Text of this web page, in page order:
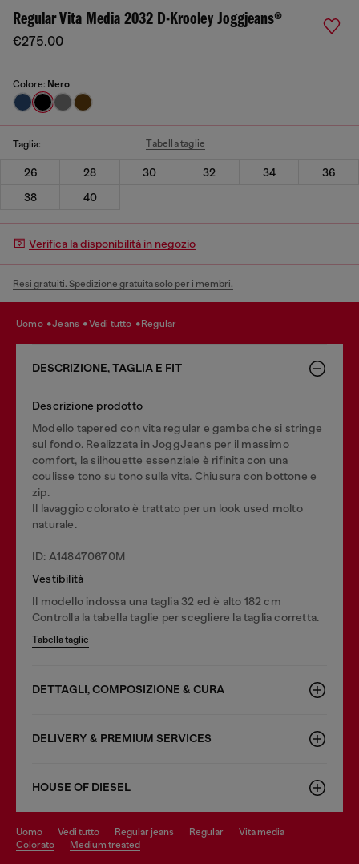
Regular Vita Media 2032 D-Krooley Joggjeans®
€275.00
Colore: Nero
Taglia: Tabella taglie
26 28 30 32 34
36
38
40
Verifica la disponibilità in negozio
Resi gratuiti. Spedizione gratuita solo per i membri.
uomo jeans vedi tutto regular
DESCRIZIONE, TAGLIA E FIT
Descrizione prodotto
Modello tapered con vita regular e gamba che si stringe
sul fondo. Realizzata in JoggJeans per il massimo
comfort, la silhouette essenziale è rifinita con una
coulisse tono su tono sulla vita. Chiusura con bottone e
zip.
Il lavaggio colorato è trattato per un look used molto
naturale.
ID: A148470670M
Vestibilità
Il modello indossa una taglia 32 ed è alto 182 cm
Controlla la tabella taglie per scegliere la taglia corretta.
Tabella taglie
DETTAGLI, COMPOSIZIONE & CURA
DELIVERY & PREMIUM SERVICES
HOUSE OF DIESEL
uomo vedi tutto regular jeans regular
vita media
colorato
medium treated